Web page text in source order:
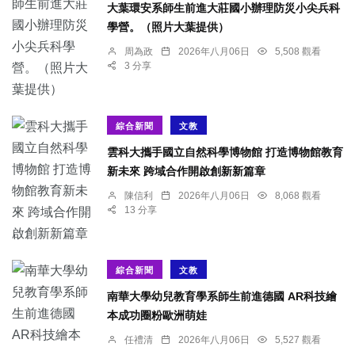
大葉環安系師生前進大莊國小辦理防災小尖兵科
學營。（照片大葉提供）
周為政 2026年八月06日
5,508 觀看
3 分享
綜合新聞 文教
雲科大攜手國立自然科學博物館 打造博物館教育
新未來 跨域合作開啟創新新篇章
陳信利 2026年八月06日
8,068 觀看
13 分享
綜合新聞 文教
南華大學幼兒教育學系師生前進德國 AR科技繪
本成功圈粉歐洲萌娃
任禮清 2026年八月06日
5,527 觀看